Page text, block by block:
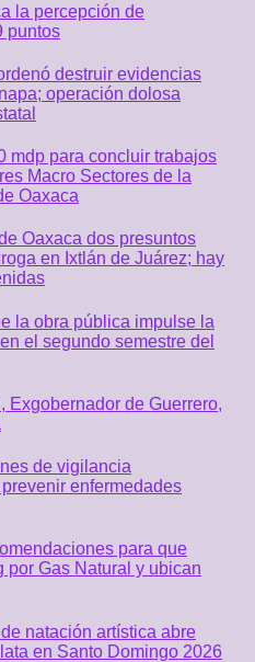
la percepción de
puntos
destruir evidencias
operación dolosa
mdp para concluir trabajos
Macro Sectores de la
Oaxaca
Oaxaca dos presuntos
en Ixtlán de Juárez; hay
la obra pública impulse la
el segundo semestre del
Exgobernador de Guerrero,
de vigilancia
enfermedades
para que
por Gas Natural y ubican
natación artística abre
en Santo Domingo 2026